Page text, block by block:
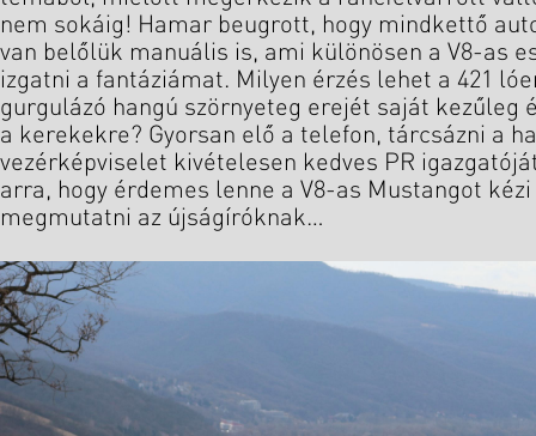
nem sokáig! Hamar beugrott, hogy mindkettő
van belőlük manuális is, ami különösen a V8-as
izgatni a fantáziámat. Milyen érzés lehet a 421
gurgulázó hangú szörnyeteg erejét saját kezűleg
a kerekekre? Gyorsan elő a telefon, tárcsázni a
vezérképviselet kivételesen kedves PR
arra, hogy érdemes lenne a V8-as Mustangot
megmutatni az újságíróknak…